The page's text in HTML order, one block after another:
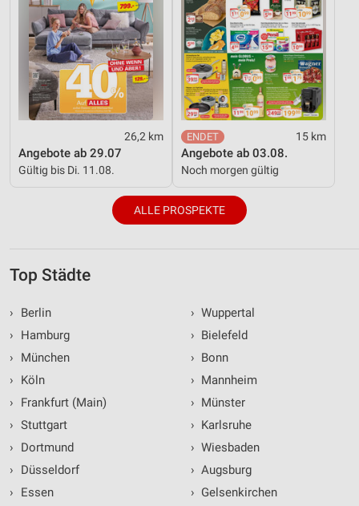
26,2 km
Angebote ab 29.07
Gültig bis Di. 11.08.
15 km
Angebote ab 03.08.
Noch morgen gültig
ALLE PROSPEKTE
Top Städte
›
Berlin
›
Hamburg
›
München
›
Köln
›
Frankfurt (Main)
› Stuttgart
›
Dortmund
›
Düsseldorf
›
Essen
› Wuppertal
› Bielefeld
› Bonn
› Mannheim
› Münster
› Karlsruhe
› Wiesbaden
› Augsburg
› Gelsenkirchen